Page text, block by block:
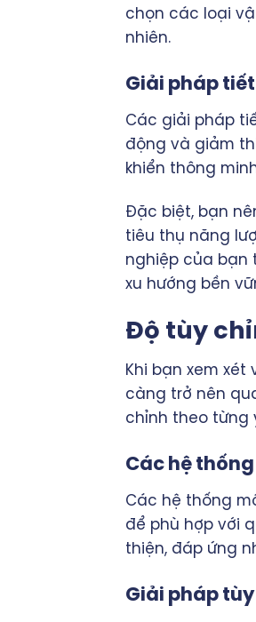
chọn các loại
nhiên.
Giải pháp
Các giải pháp
động và giảm
khiển thông
Đặc biệt, bạn
tiêu thụ năng
nghiệp của bạn
xu hướng bền
Độ tùy
Khi bạn xem
càng trở nên
chỉnh theo từng
Các hệ
Các hệ thống
để phù hợp với
thiện, đáp ứng
Giải pháp